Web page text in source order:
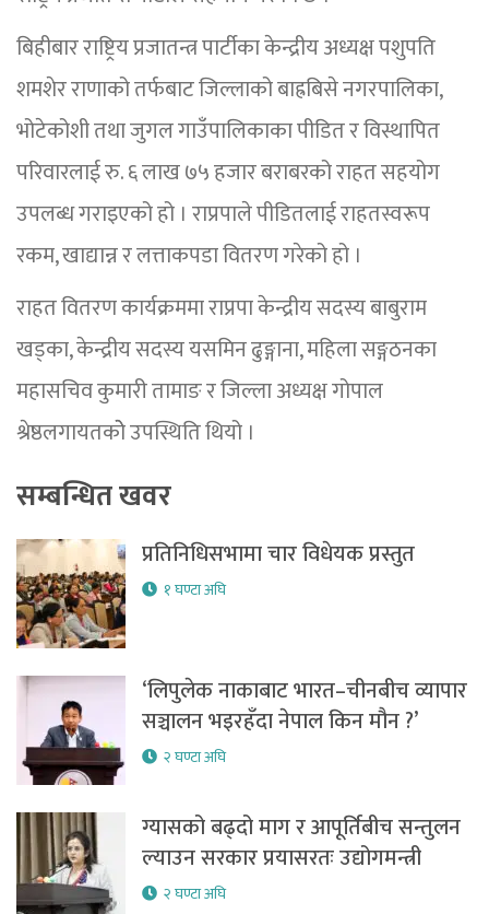
बिहीबार राष्ट्रिय प्रजातन्त्र पार्टीका केन्द्रीय अध्यक्ष पशुपति
शमशेर राणाको तर्फबाट जिल्लाको बाह्रबिसे नगरपालिका,
भोटेकोशी तथा जुगल गाउँपालिकाका पीडित र विस्थापित
परिवारलाई रु. ६ लाख ७५ हजार बराबरको राहत सहयोग
उपलब्ध गराइएको हो । राप्रपाले पीडितलाई राहतस्वरूप
रकम, खाद्यान्न र लत्ताकपडा वितरण गरेको हो ।
राहत वितरण कार्यक्रममा राप्रपा केन्द्रीय सदस्य बाबुराम
खड्का, केन्द्रीय सदस्य यसमिन ढुङ्गाना, महिला सङ्गठनका
महासचिव कुमारी तामाङ र जिल्ला अध्यक्ष गोपाल
श्रेष्ठलगायतकोे उपस्थिति थियो ।
सम्बन्धित खवर
प्रतिनिधिसभामा चार विधेयक प्रस्तुत
१ घण्टा अघि
‘लिपुलेक नाकाबाट भारत–चीनबीच व्यापार
सञ्चालन भइरहँदा नेपाल किन मौन ?’
२ घण्टा अघि
ग्यासको बढ्दो माग र आपूर्तिबीच सन्तुलन
ल्याउन सरकार प्रयासरतः उद्योगमन्त्री
२ घण्टा अघि